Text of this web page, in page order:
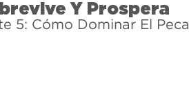
Y Prospera
5: Cómo Dominar El